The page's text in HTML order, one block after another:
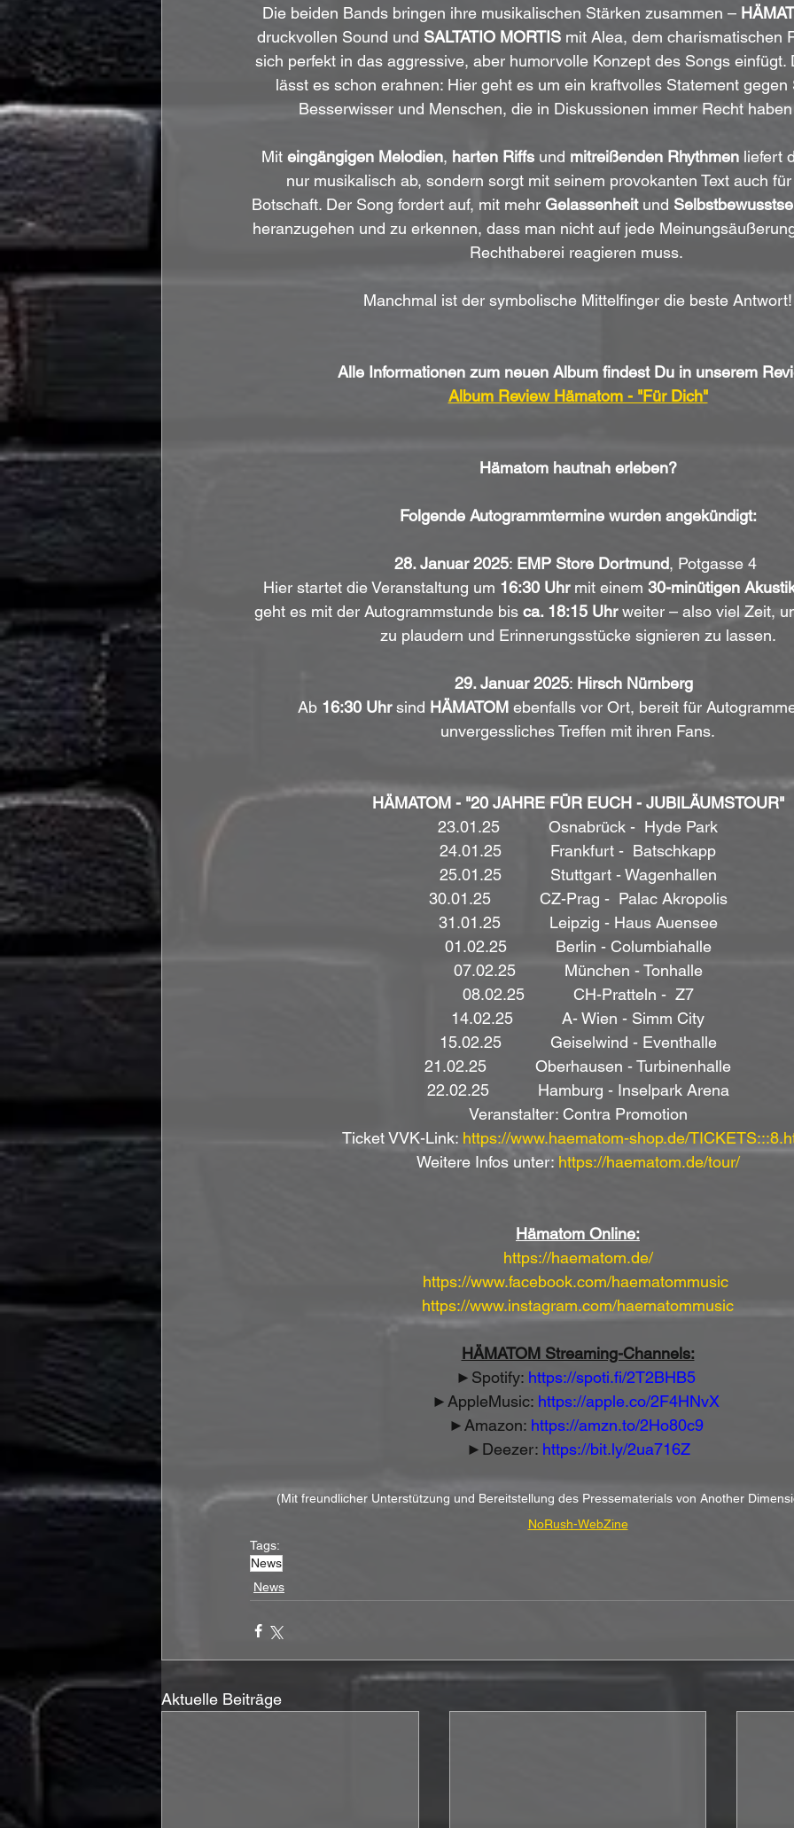
Die beiden Bands bringen ihre musikalischen Stärken zusammen –
druckvollen Sound und SALTATIO MORTIS mit Alea, dem charismatischen
sich perfekt in das aggressive, aber humorvolle Konzept des Songs
lässt es schon erahnen: Hier geht es um ein kraftvolles Statement
Besserwisser und Menschen, die in Diskussionen immer Recht
Mit eingängigen Melodien, harten Riffs und mitreißenden Rhythmen liefert
nur musikalisch ab, sondern sorgt mit seinem provokanten Text auch
Botschaft. Der Song fordert auf, mit mehr Gelassenheit und
heranzugehen und zu erkennen, dass man nicht auf jede
Rechthaberei reagieren muss.
Manchmal ist der symbolische Mittelfinger die beste Antwort!
Alle Informationen zum neuen Album findest Du in unserem
Album Review Hämatom - "Für Dich"
Hämatom hautnah erleben?
Folgende Autogrammtermine wurden angekündigt:
28. Januar 2025: EMP Store Dortmund, Potgasse 4
Hier startet die Veranstaltung um 16:30 Uhr mit einem 30-minütigen
geht es mit der Autogrammstunde bis ca. 18:15 Uhr weiter – also viel Zeit,
zu plaudern und Erinnerungsstücke signieren zu lassen.
29. Januar 2025: Hirsch Nürnberg
Ab 16:30 Uhr sind HÄMATOM ebenfalls vor Ort, bereit für
unvergessliches Treffen mit ihren Fans.
HÄMATOM - "20 JAHRE FÜR EUCH - JUBILÄUMSTOUR"
23.01.25           Osnabrück -  Hyde Park
24.01.25           Frankfurt -  Batschkapp
25.01.25           Stuttgart - Wagenhallen
30.01.25           CZ-Prag -  Palac Akropolis
31.01.25           Leipzig - Haus Auensee
01.02.25           Berlin - Columbiahalle
07.02.25           München - Tonhalle
08.02.25           CH-Pratteln -  Z7
14.02.25           A- Wien - Simm City
15.02.25           Geiselwind - Eventhalle
21.02.25           Oberhausen - Turbinenhalle
22.02.25           Hamburg - Inselpark Arena
Veranstalter: Contra Promotion
Ticket VVK-Link: https://www.haematom-shop.de/
Weitere Infos unter: https://haematom.de/tour/
Hämatom Online:
https://haematom.de/
https://www.facebook.com/haematommusic
https://www.instagram.com/haematommusic
HÄMATOM Streaming-Channels:
►Spotify: https://spoti.fi/2T2BHB5
►AppleMusic: https://apple.co/2F4HNvX
►Amazon: https://amzn.to/2Ho80c9
►Deezer: https://bit.ly/2ua716Z
(Mit freundlicher Unterstützung und Bereitstellung des Pressematerials von Another
NoRush-WebZine
Tags:
News
News
Aktuelle Beiträge